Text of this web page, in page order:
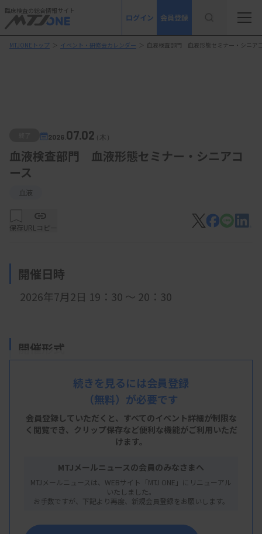
臨床検査の総合情報サイト
ログイン 会員登録
MTJONEトップ ＞ イベント・研修会カレンダー ＞ 血液検査部門 血液形態セミナー・シニア
2026. 07.02（木）
血液検査部門 血液形態セミナー・シニアコ
ース
血液
保存URLコピー
開催日時
2026年7月2日 19：30 ～ 20：30
開催形式
主 催
大阪府臨床検査技師会
概 要
続きを見るには会員登録
（無料）が必要です
会員登録していただくと、すべてのイベント詳細が制限な
く閲覧でき、 クリップ保存など便利な機能がご利用いただ
けます。
MTJメールニュースの会員のみなさまへ
MTJメールニュースは、WEBサイト「MTJ ONE」にリニューアル
いたしました。
お手数ですが、下記より再度、新規会員登録をお願いします。